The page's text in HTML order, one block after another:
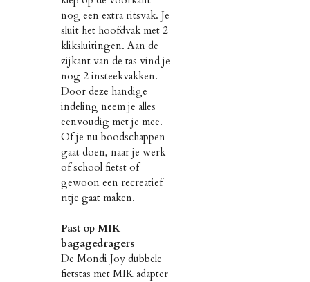
nog een extra ritsvak. Je
sluit het hoofdvak met 2
kliksluitingen. Aan de
zijkant van de tas vind je
nog 2 insteekvakken.
Door deze handige
indeling neem je alles
eenvoudig met je mee.
Of je nu boodschappen
gaat doen, naar je werk
of school fietst of
gewoon een recreatief
ritje gaat maken.
Past op MIK
bagagedragers
De Mondi Joy dubbele
fietstas met MIK adapter